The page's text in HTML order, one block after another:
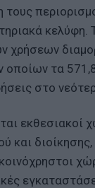
κελύφη.
χρήσεων
οποίων τα
στο
εκθεσιακοί
και